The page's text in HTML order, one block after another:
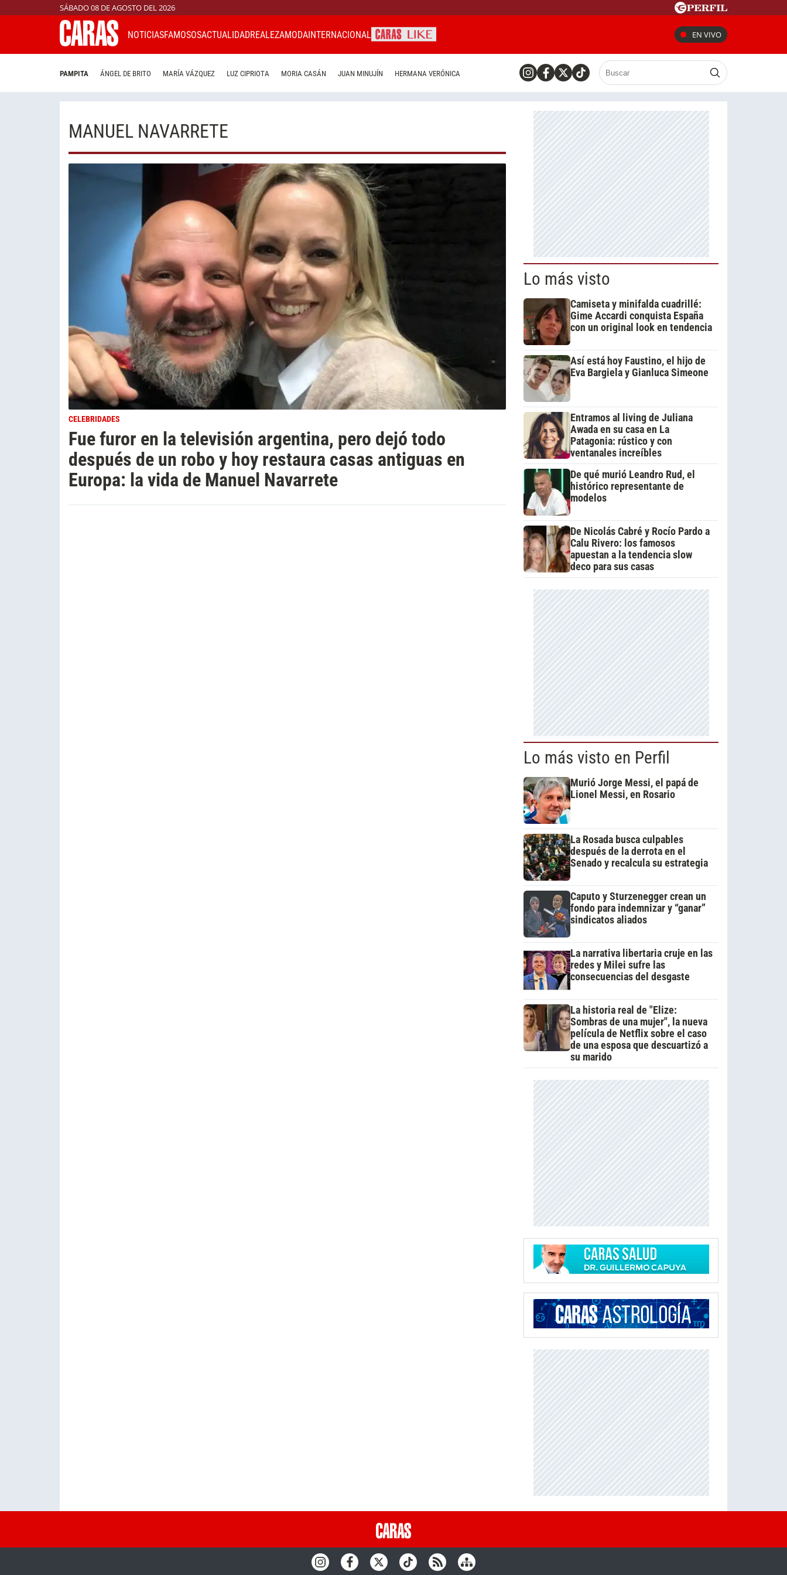
SÁBADO 08 DE AGOSTO DEL 2026
NOTICIASFAMOSOSACTUALIDADREALEZAMODAINTERNACIONAL EN VIVO
PAMPITA ÁNGEL DE BRITO MARÍA VÁZQUEZ LUZ CIPRIOTA MORIA CASÁN JUAN MINUJÍN HERMANA VERÓNICA
MANUEL NAVARRETE
CELEBRIDADES
Fue furor en la televisión argentina, pero dejó todo
después de un robo y hoy restaura casas antiguas en
Europa: la vida de Manuel Navarrete
Lo más visto
Camiseta y minifalda cuadrillé:
Gime Accardi conquista España
con un original look en tendencia
Así está hoy Faustino, el hijo de
Eva Bargiela y Gianluca Simeone
Entramos al living de Juliana
Awada en su casa en La
Patagonia: rústico y con
ventanales increíbles
De qué murió Leandro Rud, el
histórico representante de
modelos
De Nicolás Cabré y Rocío Pardo a
Calu Rivero: los famosos
apuestan a la tendencia slow
deco para sus casas
Lo más visto en Perfil
Murió Jorge Messi, el papá de
Lionel Messi, en Rosario
La Rosada busca culpables
después de la derrota en el
Senado y recalcula su estrategia
Caputo y Sturzenegger crean un
fondo para indemnizar y “ganar”
sindicatos aliados
La narrativa libertaria cruje en las
redes y Milei sufre las
consecuencias del desgaste
La historia real de "Elize:
Sombras de una mujer", la nueva
película de Netflix sobre el caso
de una esposa que descuartizó a
su marido